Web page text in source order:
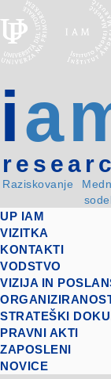
i
Raziskovanje
UP IAM
VIZITKA
KONTAKTI
VODSTVO
VIZIJA IN
STRATEŠKI
PRAVNI AKTI
ZAPOSLENI
NOVICE